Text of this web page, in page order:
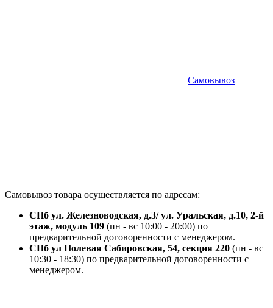
Самовывоз
Самовывоз товара осуществляется по адресам:
СПб ул. Железноводская, д.3/ ул. Уральская, д.10, 2-й
этаж, модуль 109 (пн - вс 10:00 - 20:00) по
предварительной договоренности с менеджером.
СПб ул Полевая Сабировская, 54, секция 220 (пн - вс
10:30 - 18:30) по предварительной договоренности с
менеджером.